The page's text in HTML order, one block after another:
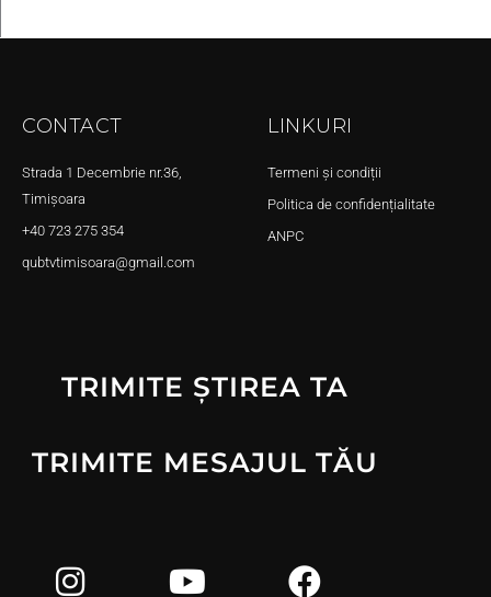
CONTACT
Strada 1 Decembrie nr.36,
Timișoara
+40 723 275 354
qubtvtimisoara@gmail.com
LINKURI
Termeni și condiții
Politica de confidențialitate
ANPC
TRIMITE ȘTIREA TA
TRIMITE MESAJUL TĂU